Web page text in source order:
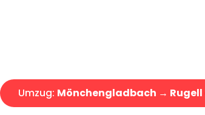
Umzug: Mönchengladbach → Rugell